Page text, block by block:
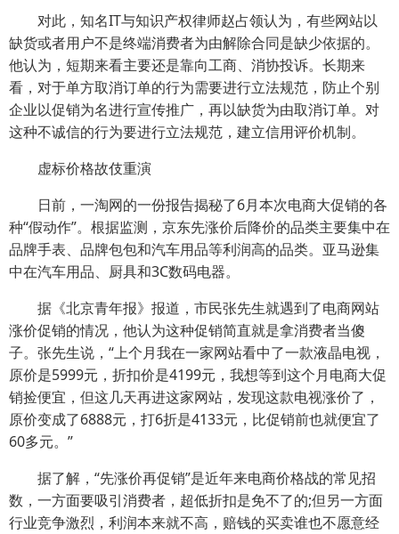
对此，知名IT与知识产权律师赵占领认为，有些网站以
缺货或者用户不是终端消费者为由解除合同是缺少依据的。
他认为，短期来看主要还是靠向工商、消协投诉。长期来
看，对于单方取消订单的行为需要进行立法规范，防止个别
企业以促销为名进行宣传推广，再以缺货为由取消订单。对
这种不诚信的行为要进行立法规范，建立信用评价机制。
虚标价格故伎重演
日前，一淘网的一份报告揭秘了6月本次电商大促销的各
种“假动作”。根据监测，京东先涨价后降价的品类主要集中在
品牌手表、品牌包包和汽车用品等利润高的品类。亚马逊集
中在汽车用品、厨具和3C数码电器。
据《北京青年报》报道，市民张先生就遇到了电商网站
涨价促销的情况，他认为这种促销简直就是拿消费者当傻
子。张先生说，“上个月我在一家网站看中了一款液晶电视，
原价是5999元，折扣价是4199元，我想等到这个月电商大促
销捡便宜，但这几天再进这家网站，发现这款电视涨价了，
原价变成了6888元，打6折是4133元，比促销前也就便宜了
60多元。”
据了解，“先涨价再促销”是近年来电商价格战的常见招
数，一方面要吸引消费者，超低折扣是免不了的;但另一方面
行业竞争激烈，利润本来就不高，赔钱的买卖谁也不愿意经